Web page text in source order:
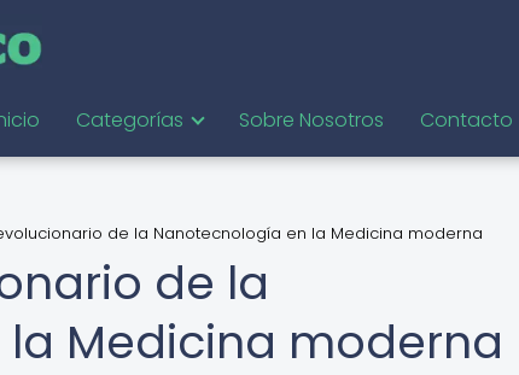
Categorías Sobre Nosotros Contacto
de la Nanotecnología en la Medicina moderna
de la
Medicina moderna